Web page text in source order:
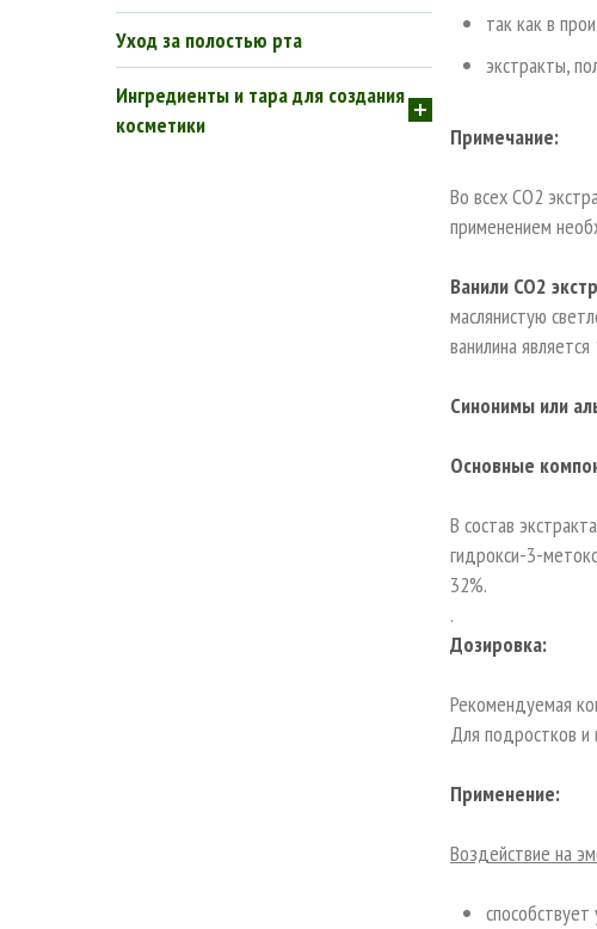
Уход за полостью рта
Ингредиенты и тара для создания
косметики
так как в
экстракты,
Примечание:
Во всех СО2
применением
Ванили СО2
маслянистую
ванилина
Синонимы или
Основные
В состав
гидрокси-3-
32%.
.
Дозировка:
Рекомендуемая
Для подростков
Применение:
Воздействие на